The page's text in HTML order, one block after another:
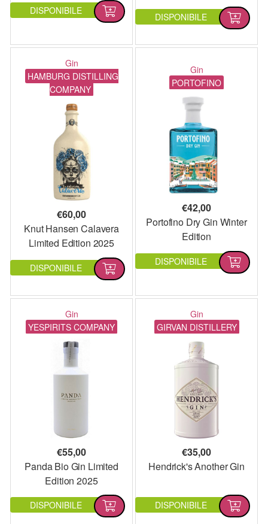
DISPONIBILE
DISPONIBILE
Gin
HAMBURG DISTILLING
COMPANY
€60,00
Knut Hansen Calavera
Limited Edition 2025
DISPONIBILE
Gin
PORTOFINO
€42,00
Portofino Dry Gin Winter
Edition
DISPONIBILE
Gin
YESPIRITS COMPANY
€55,00
Panda Bio Gin Limited
Edition 2025
DISPONIBILE
Gin
GIRVAN DISTILLERY
€35,00
Hendrick's Another Gin
DISPONIBILE